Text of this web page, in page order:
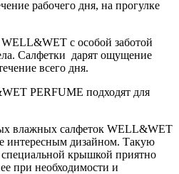
рабочего дня, на прогулке
с особой заботой
Салфетки дарят ощущение
всего дня.
PERFUME подходят для
влажных салфеток WELL&WET
интересным дизайном. Такую
крышкой приятно
при необходимости и